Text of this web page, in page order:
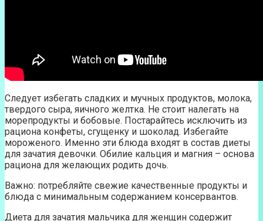
Следует избегать сладких и мучных продуктов, молока,
твердого сыра, яичного желтка. Не стоит налегать на
морепродукты и бобовые. Постарайтесь исключить из
рациона конфеты, сгущенку и шоколад. Избегайте
мороженого. Именно эти блюда входят в состав диеты
для зачатия девочки. Обилие кальция и магния – основа
рациона для желающих родить дочь.
Важно: потребляйте свежие качественные продукты и
блюда с минимальным содержанием консервантов.
Диета для зачатия мальчика для женщин содержит